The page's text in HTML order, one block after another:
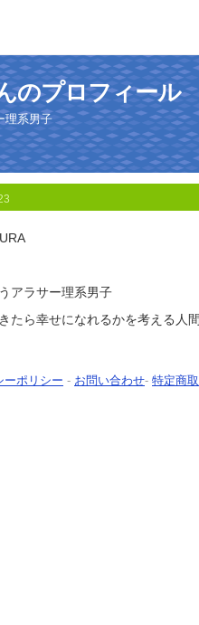
のプロフィール
理系男子
アラサー理系男子
たら幸せになれるかを考える人
ーポリシー - お問い合わせ- 特定商